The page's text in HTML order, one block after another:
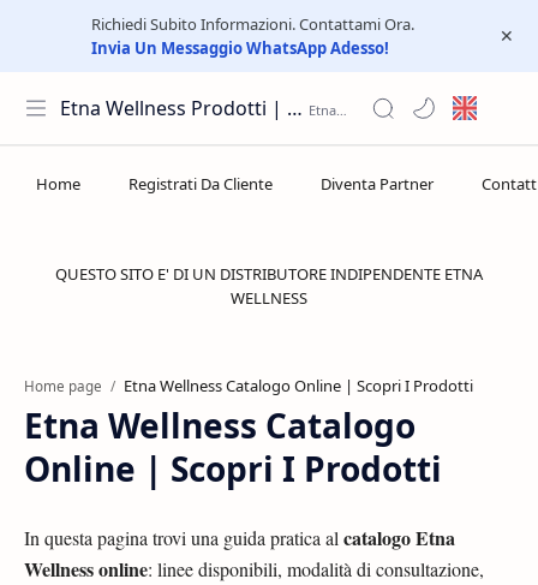
Richiedi Subito Informazioni. Contattami Ora.
Invia Un Messaggio WhatsApp Adesso!
Etna Wellness Prodotti | Distributore Elite Group
QUESTO SITO E' DI UN DISTRIBUTORE INDIPENDENTE ETNA
WELLNESS
Home page
Etna Wellness Catalogo
Online | Scopri I Prodotti
In questa pagina trovi una guida pratica al catalogo Etna
Wellness online: linee disponibili, modalità di consultazione,